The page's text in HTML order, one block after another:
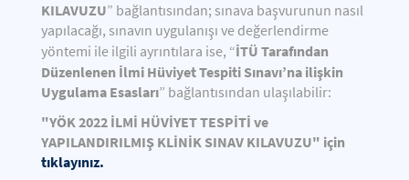
KILAVUZU” bağlantısından; sınava başvurunun nasıl
yapılacağı, sınavın uygulanışı ve değerlendirme
yöntemi ile ilgili ayrıntılara ise, “İTÜ Tarafından
Düzenlenen İlmi Hüviyet Tespiti Sınavı’na ilişkin
Uygulama Esasları” bağlantısından ulaşılabilir:
"YÖK 2022 İLMİ HÜVİYET TESPİTİ ve
YAPILANDIRILMIŞ KLİNİK SINAV KILAVUZU" için
tıklayınız.